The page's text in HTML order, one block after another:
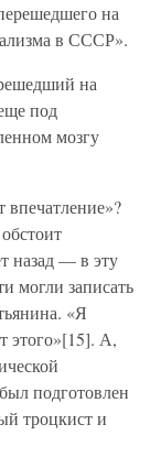
на
в СССР».
на
под
мозгу
впечатление»?
назад — в эту
могли записать
«Я
этого»[15]. А,
подготовлен
троцкист и